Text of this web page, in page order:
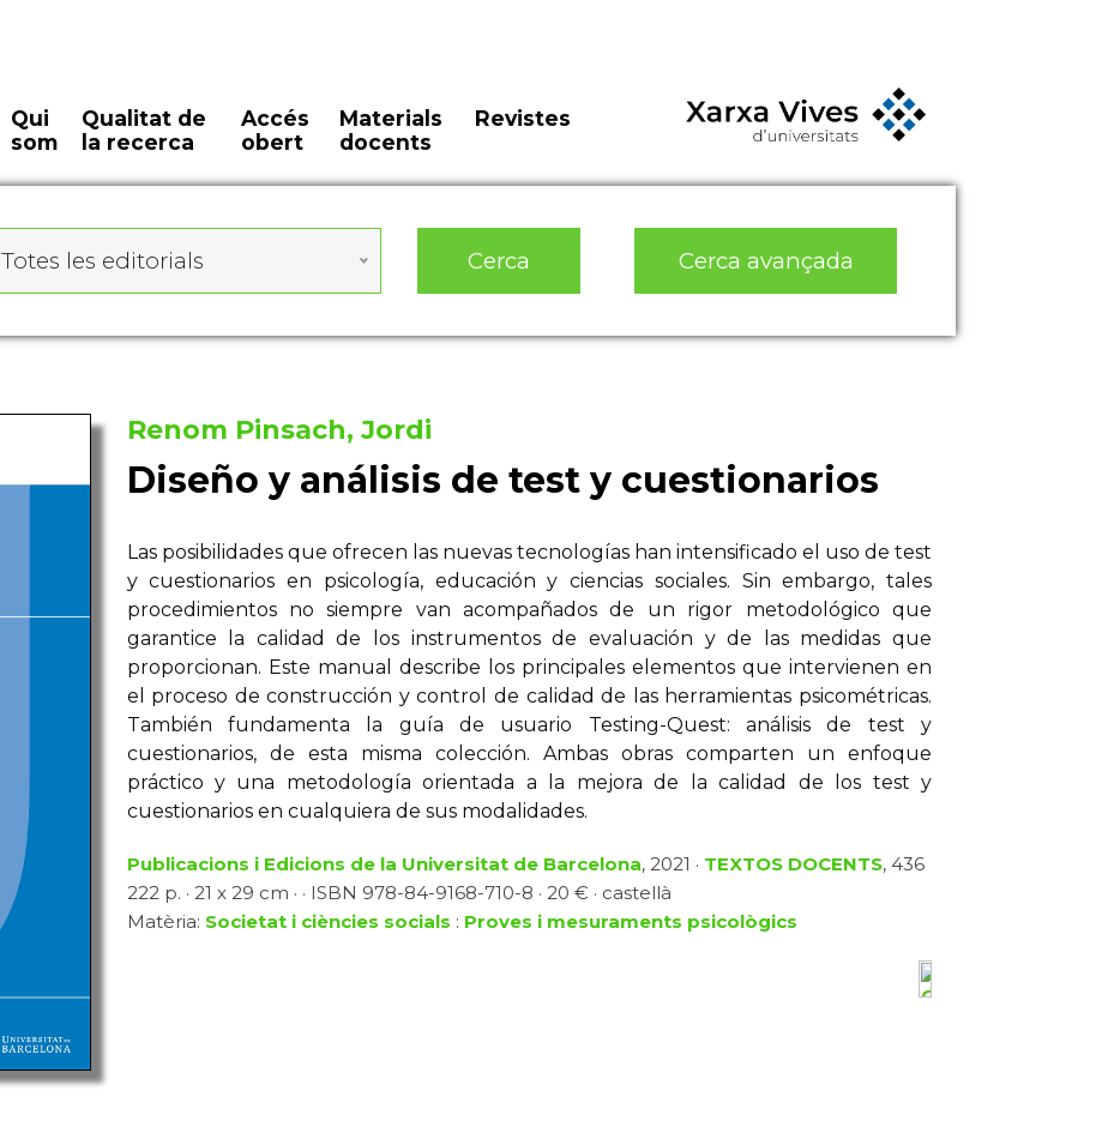
Qui
som
Qualitat de
la recerca
Accés
obert
Materials
docents
Revistes
Totes les editorials Cerca Cerca avançada
Renom Pinsach, Jordi
Diseño y análisis de test y cuestionarios
Las posibilidades que ofrecen las nuevas tecnologías han intensificado el uso de test
y cuestionarios en psicología, educación y ciencias sociales. Sin embargo, tales
procedimientos no siempre van acompañados de un rigor metodológico que
garantice la calidad de los instrumentos de evaluación y de las medidas que
proporcionan. Este manual describe los principales elementos que intervienen en
el proceso de construcción y control de calidad de las herramientas psicométricas.
También fundamenta la guía de usuario Testing-Quest: análisis de test y
cuestionarios, de esta misma colección. Ambas obras comparten un enfoque
práctico y una metodología orientada a la mejora de la calidad de los test y
cuestionarios en cualquiera de sus modalidades.
Publicacions i Edicions de la Universitat de Barcelona, 2021 · TEXTOS DOCENTS, 436
222 p. · 21 x 29 cm · · ISBN 978-84-9168-710-8 · 20 € · castellà
Matèria: Societat i ciències socials : Proves i mesuraments psicològics